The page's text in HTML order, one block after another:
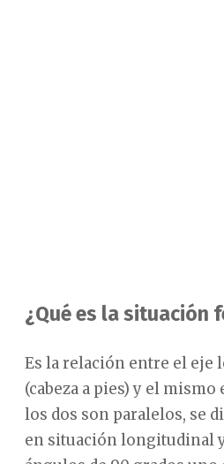
¿Qué es la situación
Es la relación entre el eje
(cabeza a pies) y el mismo
los dos son paralelos, se
en situación longitudinal